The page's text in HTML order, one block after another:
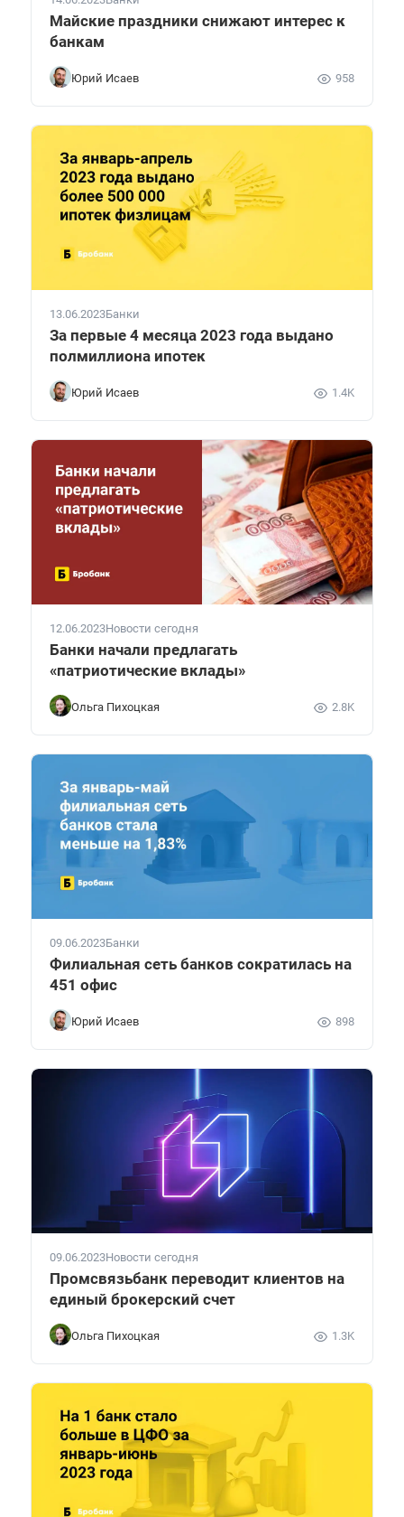
Майские праздники снижают интерес к
банкам
Юрий Исаев 958
13.06.2023Банки
За первые 4 месяца 2023 года выдано
полмиллиона ипотек
Юрий Исаев 1.4K
12.06.2023Новости сегодня
Банки начали предлагать
«патриотические вклады»
Ольга Пихоцкая 2.8K
09.06.2023Банки
Филиальная сеть банков сократилась на
451 офис
Юрий Исаев 898
09.06.2023Новости сегодня
Промсвязьбанк переводит клиентов на
единый брокерский счет
Ольга Пихоцкая 1.3K